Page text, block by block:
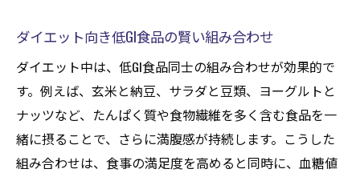
ダイエット向き低GI食品の賢い組み合わせ
ダイエット中は、低GI食品同士の組み合わせが効果的で
す。例えば、玄米と納豆、サラダと豆類、ヨーグルトと
ナッツなど、たんぱく質や食物繊維を多く含む食品を一
緒に摂ることで、さらに満腹感が持続します。こうした
組み合わせは、食事の満足度を高めると同時に、血糖値